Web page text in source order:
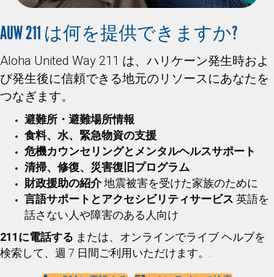
AUW 211 は何を提供できますか?
Aloha United Way 211 は、ハリケーン発生時およ
び発生後に信頼できる地元のリソースにあなたを
つなぎます。
避難所・避難場所情報
食料、水、緊急物資の支援
危機カウンセリングとメンタルヘルスサポート
清掃、修復、災害復旧プログラム
財政援助の紹介地震被害を受けた家族のために
言語サポートとアクセシビリティサービス 英語を
話さない人や障害のある人向け
211に電話する または、オンラインでライブ ヘルプを
検索して、週 7 日間ご利用いただけます。.